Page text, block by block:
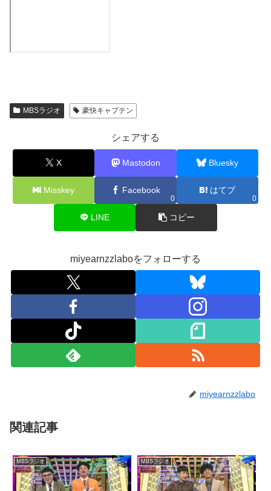
MBSラジオ 豪快キャプテン
シェアする
X Mastodon Bluesky
Misskey Facebook
0
はてブ
0
LINE コピー
miyearnzzlaboをフォローする
miyearnzzlabo
関連記事
MBSラジオ MBSラジオ